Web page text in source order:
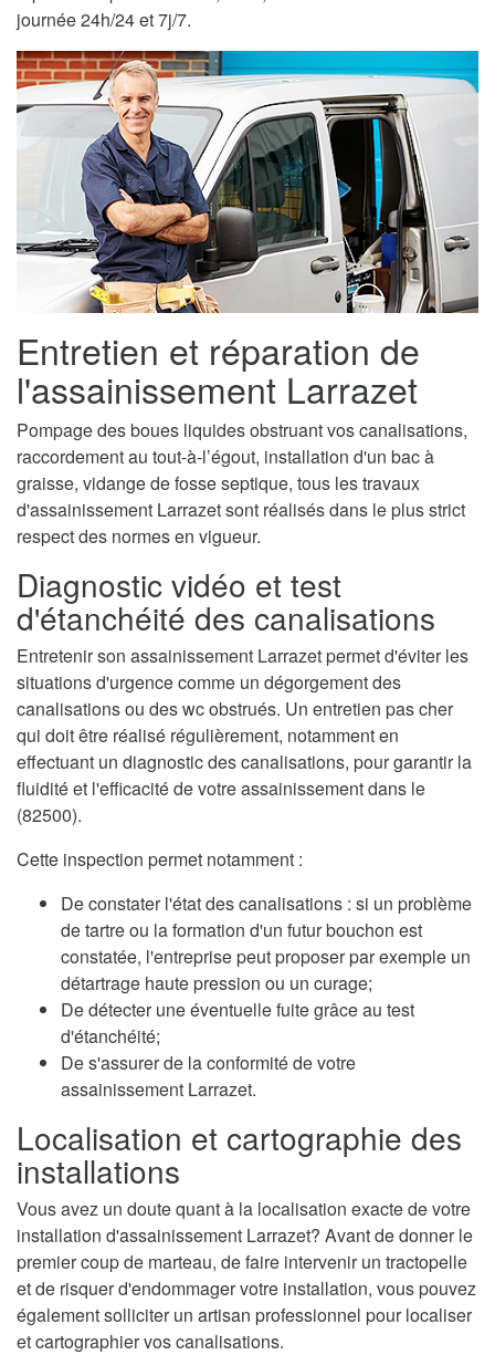
journée 24h/24 et 7j/7.
Entretien et réparation de
l'assainissement Larrazet
Pompage des boues liquides obstruant vos canalisations,
raccordement au tout-à-l’égout, installation d'un bac à
graisse, vidange de fosse septique, tous les travaux
d'assainissement Larrazet sont réalisés dans le plus strict
respect des normes en vigueur.
Diagnostic vidéo et test
d'étanchéité des canalisations
Entretenir son assainissement Larrazet permet d'éviter les
situations d'urgence comme un dégorgement des
canalisations ou des wc obstrués. Un entretien pas cher
qui doit être réalisé régulièrement, notamment en
effectuant un diagnostic des canalisations, pour garantir la
fluidité et l'efficacité de votre assainissement dans le
(82500).
Cette inspection permet notamment :
De constater l'état des canalisations : si un problème
de tartre ou la formation d'un futur bouchon est
constatée, l'entreprise peut proposer par exemple un
détartrage haute pression ou un curage;
De détecter une éventuelle fuite grâce au test
d'étanchéité;
De s'assurer de la conformité de votre
assainissement Larrazet.
Localisation et cartographie des
installations
Vous avez un doute quant à la localisation exacte de votre
installation d'assainissement Larrazet? Avant de donner le
premier coup de marteau, de faire intervenir un tractopelle
et de risquer d'endommager votre installation, vous pouvez
également solliciter un artisan professionnel pour localiser
et cartographier vos canalisations.